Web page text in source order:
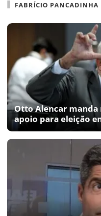
FABRÍCIO PANCADINHA
Otto Alencar manda
apoio para eleição